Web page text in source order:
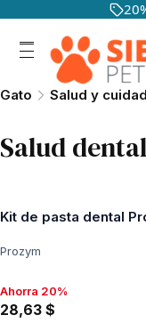
Gato Salud y
Salud dental
Kit de pasta dental
Prozym
Ahorra 20%, 28,63 $
Ahorra 20%
28,63 $